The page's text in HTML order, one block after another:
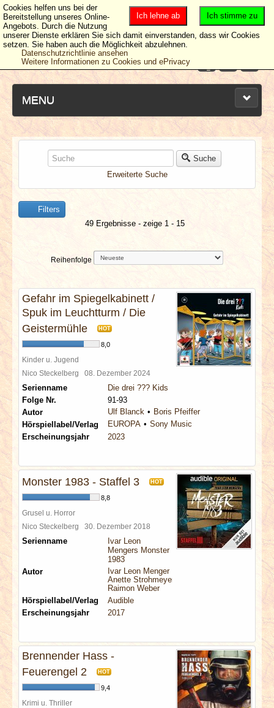
MENU
NEUESTE ARTIKEL
NEWS & DATES
BERICHTE
VERLOSUNGEN
SPECIALS
REDAKTION
LINKS
ARCHIV
Suche
Erweiterte Suche
Filters
49 Ergebnisse - zeige 1 - 15
Reihenfolge
Gefahr im Spiegelkabinett /
Spuk im Leuchtturm / Die
Geistermühle
HOT
8,0
Kinder u. Jugend
Nico Steckelberg 08. Dezember 2024
Serienname
Die drei ??? Kids
Folge Nr.
91-93
Autor
Ulf Blanck
Boris Pfeiffer
Hörspiellabel/Verlag
EUROPA
Sony Music
Erscheinungsjahr
2023
Monster 1983 - Staffel 3 HOT
8,8
Grusel u. Horror
Nico Steckelberg 30. Dezember 2018
Serienname
Ivar Leon
Mengers Monster
1983
Autor
Ivar Leon Menger
Anette Strohmeyer
Raimon Weber
Hörspiellabel/Verlag
Audible
Erscheinungsjahr
2017
Brennender Hass -
Feuerengel 2
HOT
9,4
Krimi u. Thriller
Ich stimme zu
Ich lehne ab
Cookies helfen uns bei der
Bereitstellung unseres Online-
Angebots. Durch die Nutzung
unserer Dienste erklären Sie sich damit einverstanden, dass wir Cookies
setzen. Sie haben auch die Möglichkeit abzulehnen.
Datenschutzrichtlinie ansehen
Weitere Informationen zu Cookies und ePrivacy